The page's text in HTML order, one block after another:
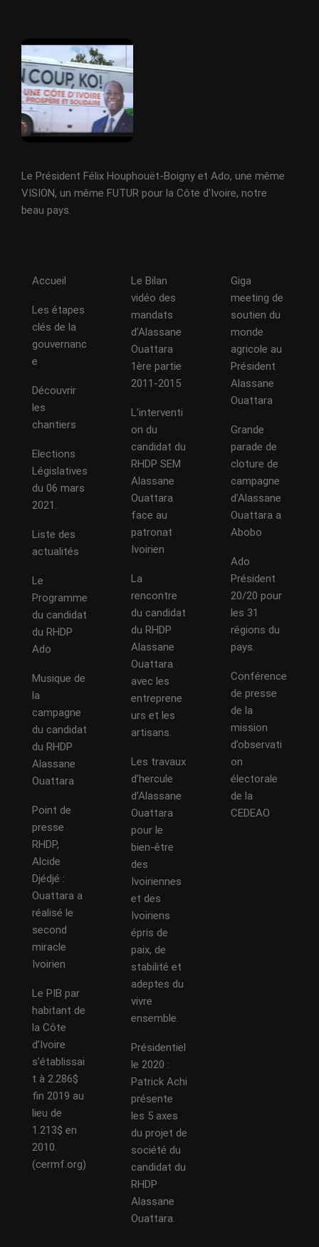
Le Président Félix Houphouët-Boigny et Ado, une même
VISION, un même FUTUR pour la Côte d'Ivoire, notre
beau pays.
Accueil
Les étapes
clés de la
gouvernanc
e
Découvrir
les
chantiers
Elections
Législatives
du 06 mars
2021.
Liste des
actualités
Le
Programme
du candidat
du RHDP
Ado
Musique de
la
campagne
du candidat
du RHDP
Alassane
Ouattara
Point de
presse
RHDP,
Alcide
Djédjé :
Ouattara a
réalisé le
second
miracle
Ivoirien
Le PIB par
habitant de
la Côte
d’Ivoire
s’établissai
t à 2.286$
fin 2019 au
lieu de
1.213$ en
2010.
(cermf.org)
Le Bilan
vidéo des
mandats
d’Alassane
Ouattara
1ère partie
2011-2015
L’interventi
on du
candidat du
RHDP SEM
Alassane
Ouattara
face au
patronat
Ivoirien
La
rencontre
du candidat
du RHDP
Alassane
Ouattara
avec les
entreprene
urs et les
artisans.
Les travaux
d’hercule
d’Alassane
Ouattara
pour le
bien-être
des
Ivoiriennes
et des
Ivoiriens
épris de
paix, de
stabilité et
adeptes du
vivre
ensemble.
Présidentiel
le 2020 :
Patrick Achi
présente
les 5 axes
du projet de
société du
candidat du
RHDP
Alassane
Ouattara.
Giga
meeting de
soutien du
monde
agricole au
Président
Alassane
Ouattara
Grande
parade de
cloture de
campagne
d’Alassane
Ouattara a
Abobo
Ado
Président
20/20 pour
les 31
régions du
pays.
Conférence
de presse
de la
mission
d’observati
on
électorale
de la
CEDEAO